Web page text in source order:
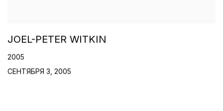
JOEL-PETER WITKIN
2005
СЕНТЯБРЯ 3, 2005